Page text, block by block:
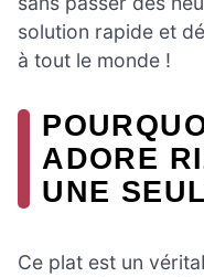
solution rapide et
à tout le monde !
ADORE
UNE
Ce plat est un